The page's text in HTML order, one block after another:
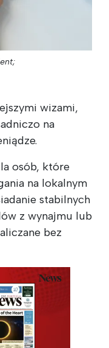
wizami,
na
osób, które
na lokalnym
stabilnych
z wynajmu lub
bez